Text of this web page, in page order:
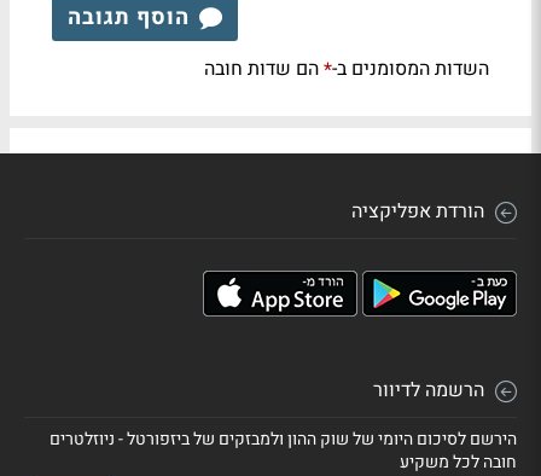
הוסף תגובה
השדות המסומנים ב-*הם שדות חובה
הורדת אפליקציה
הרשמה לדיוור
הירשם לסיכום היומי של שוק ההון ולמבזקים של ביזפורטל - ניוזלטרים
חובה לכל משקיע